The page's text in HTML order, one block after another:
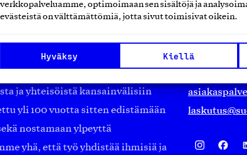
verkkopalveluamme, optimoimaan sen sisältöjä ja
evästeistä on välttämättömiä, jotta sivut toimisivat oikein.
Hyväksy Kiellä
työmarkkinajärjestöistä
on koko suomalaisen
ja yhteisöistä kansainvälisiin
yli 100 vuotta sitten edistämään
nostamaan ylpeyttä
yhä, että työ yhdistää ihmisiä ja
00130